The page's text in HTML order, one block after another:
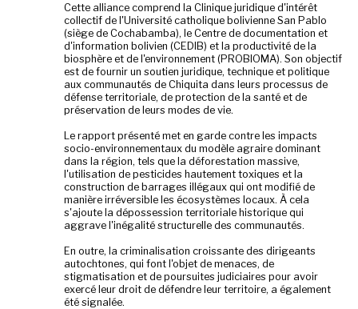
Cette alliance comprend la Clinique juridique d'intérêt
collectif de l'Université catholique bolivienne San Pablo
(siège de Cochabamba), le Centre de documentation et
d'information bolivien (CEDIB) et la productivité de la
biosphère et de l'environnement (PROBIOMA). Son objectif
est de fournir un soutien juridique, technique et politique
aux communautés de Chiquita dans leurs processus de
défense territoriale, de protection de la santé et de
préservation de leurs modes de vie.
Le rapport présenté met en garde contre les impacts
socio-environnementaux du modèle agraire dominant
dans la région, tels que la déforestation massive,
l'utilisation de pesticides hautement toxiques et la
construction de barrages illégaux qui ont modifié de
manière irréversible les écosystèmes locaux. À cela
s'ajoute la dépossession territoriale historique qui
aggrave l'inégalité structurelle des communautés.
En outre, la criminalisation croissante des dirigeants
autochtones, qui font l'objet de menaces, de
stigmatisation et de poursuites judiciaires pour avoir
exercé leur droit de défendre leur territoire, a également
été signalée.